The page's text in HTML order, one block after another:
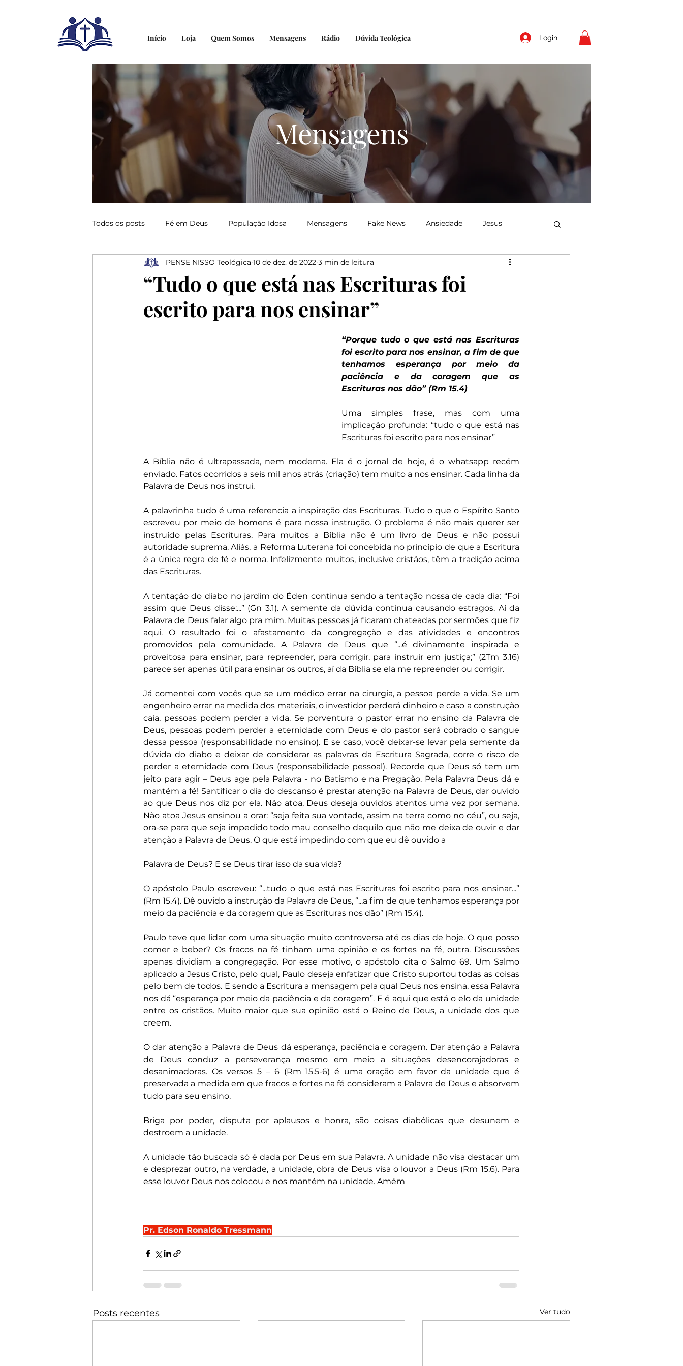
Início Loja Quem Somos Mensagens Rádio Dúvida Teológica Login
Mensagens
Todos os posts Fé em Deus População Idosa Mensagens Fake News Ansiedade Jesus
Ressurreição Depressão Elias Medo Bondade Salmista
Profissionais Elogios Elogiar Dizer Salomão Proverbios
“Tudo o que está nas Escrituras foi
escrito para nos ensinar”
PENSE NISSO Teológica 10 de dez. de 2022 3 min de leitura
“Porque tudo o que está nas Escrituras
foi escrito para nos ensinar, a fim de que
tenhamos esperança por meio da
paciência e da coragem que as
Escrituras nos dão” (Rm 15.4)
Uma simples frase, mas com uma
implicação profunda: “tudo o que está nas
Escrituras foi escrito para nos ensinar”
A Bíblia não é ultrapassada, nem moderna. Ela é o jornal de hoje, é o whatsapp recém
enviado. Fatos ocorridos a seis mil anos atrás (criação) tem muito a nos ensinar. Cada linha da
Palavra de Deus nos instrui.
A palavrinha tudo é uma referencia a inspiração das Escrituras. Tudo o que o Espírito Santo
escreveu por meio de homens é para nossa instrução. O problema é não mais querer ser
instruído pelas Escrituras. Para muitos a Bíblia não é um livro de Deus e não possui
autoridade suprema. Aliás, a Reforma Luterana foi concebida no princípio de que a Escritura
é a única regra de fé e norma. Infelizmente muitos, inclusive cristãos, têm a tradição acima
das Escrituras.
A tentação do diabo no jardim do Éden continua sendo a tentação nossa de cada dia: “Foi
assim que Deus disse:...” (Gn 3.1). A semente da dúvida continua causando estragos. Aí da
Palavra de Deus falar algo pra mim. Muitas pessoas já ficaram chateadas por sermões que fiz
aqui. O resultado foi o afastamento da congregação e das atividades e encontros
promovidos pela comunidade. A Palavra de Deus que “...é divinamente inspirada e
proveitosa para ensinar, para repreender, para corrigir, para instruir em justiça;” (2Tm 3.16)
parece ser apenas útil para ensinar os outros, aí da Bíblia se ela me repreender ou corrigir.
Já comentei com vocês que se um médico errar na cirurgia, a pessoa perde a vida. Se um
engenheiro errar na medida dos materiais, o investidor perderá dinheiro e caso a construção
caia, pessoas podem perder a vida. Se porventura o pastor errar no ensino da Palavra de
Deus, pessoas podem perder a eternidade com Deus e do pastor será cobrado o sangue
dessa pessoa (responsabilidade no ensino). E se caso, você deixar-se levar pela semente da
dúvida do diabo e deixar de considerar as palavras da Escritura Sagrada, corre o risco de
perder a eternidade com Deus (responsabilidade pessoal). Recorde que Deus só tem um
jeito para agir – Deus age pela Palavra - no Batismo e na Pregação. Pela Palavra Deus dá e
mantém a fé! Santificar o dia do descanso é prestar atenção na Palavra de Deus, dar ouvido
ao que Deus nos diz por ela. Não atoa, Deus deseja ouvidos atentos uma vez por semana.
Não atoa Jesus ensinou a orar: “seja feita sua vontade, assim na terra como no céu”, ou seja,
ora-se para que seja impedido todo mau conselho daquilo que não me deixa de ouvir e dar
atenção a Palavra de Deus. O que está impedindo com que eu dê ouvido a
Palavra de Deus? E se Deus tirar isso da sua vida?
O apóstolo Paulo escreveu: “...tudo o que está nas Escrituras foi escrito para nos ensinar...”
(Rm 15.4). Dê ouvido a instrução da Palavra de Deus, “...a fim de que tenhamos esperança por
meio da paciência e da coragem que as Escrituras nos dão” (Rm 15.4).
Paulo teve que lidar com uma situação muito controversa até os dias de hoje. O que posso
comer e beber? Os fracos na fé tinham uma opinião e os fortes na fé, outra. Discussões
apenas dividiam a congregação. Por esse motivo, o apóstolo cita o Salmo 69. Um Salmo
aplicado a Jesus Cristo, pelo qual, Paulo deseja enfatizar que Cristo suportou todas as coisas
pelo bem de todos. E sendo a Escritura a mensagem pela qual Deus nos ensina, essa Palavra
nos dá “esperança por meio da paciência e da coragem”. E é aqui que está o elo da unidade
entre os cristãos. Muito maior que sua opinião está o Reino de Deus, a unidade dos que
creem.
O dar atenção a Palavra de Deus dá esperança, paciência e coragem. Dar atenção a Palavra
de Deus conduz a perseverança mesmo em meio a situações desencorajadoras e
desanimadoras. Os versos 5 – 6 (Rm 15.5-6) é uma oração em favor da unidade que é
preservada a medida em que fracos e fortes na fé consideram a Palavra de Deus e absorvem
tudo para seu ensino.
Briga por poder, disputa por aplausos e honra, são coisas diabólicas que desunem e
destroem a unidade.
A unidade tão buscada só é dada por Deus em sua Palavra. A unidade não visa destacar um
e desprezar outro, na verdade, a unidade, obra de Deus visa o louvor a Deus (Rm 15.6). Para
esse louvor Deus nos colocou e nos mantém na unidade. Amém
Pr. Edson Ronaldo Tressmann
Posts recentes Ver tudo